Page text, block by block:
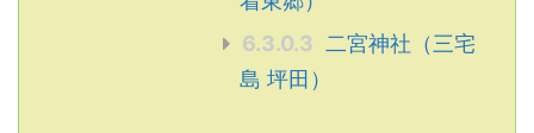
6.3.0.3
二宮神社（三宅
島 坪田）